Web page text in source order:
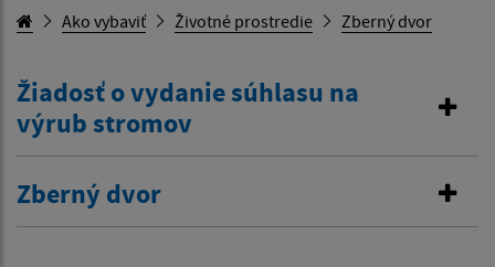
Ako vybaviť Životné prostredie Zberný dvor
Žiadosť o vydanie súhlasu na
výrub stromov
Zberný dvor